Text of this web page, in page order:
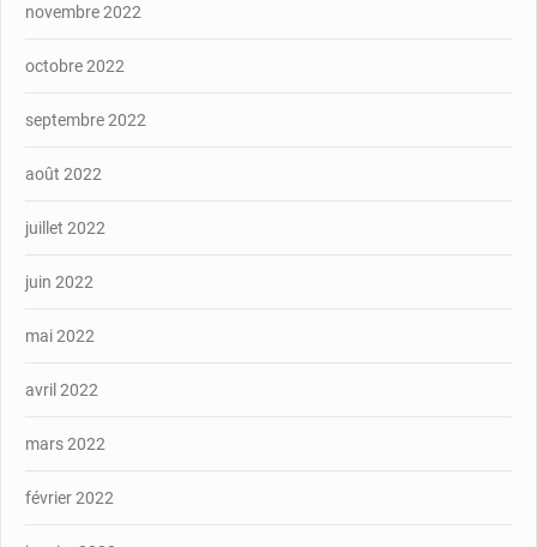
novembre 2022
octobre 2022
septembre 2022
août 2022
juillet 2022
juin 2022
mai 2022
avril 2022
mars 2022
février 2022